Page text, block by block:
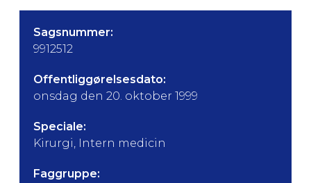
Sagsnummer:
9912512
Offentliggørelsesdato:
onsdag den 20. oktober 1999
Speciale:
Kirurgi, Intern medicin
Faggruppe: